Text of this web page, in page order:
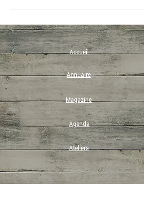
Accueil
Annuaire
Magazine
Agenda
Ateliers